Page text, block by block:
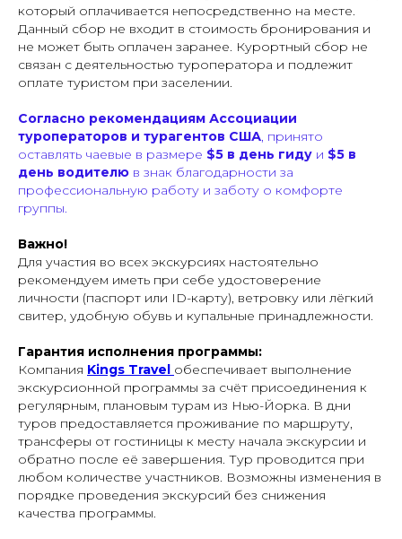
который оплачивается непосредственно на месте.
Данный сбор не входит в стоимость бронирования и
не может быть оплачен заранее. Курортный сбор не
связан с деятельностью туроператора и подлежит
оплате туристом при заселении.
Согласно рекомендациям Ассоциации
туроператоров и турагентов США, принято
оставлять чаевые в размере $5 в день гиду и $5 в
день водителю в знак благодарности за
профессиональную работу и заботу о комфорте
группы.
Важно!
Для участия во всех экскурсиях настоятельно
рекомендуем иметь при себе удостоверение
личности (паспорт или ID-карту), ветровку или лёгкий
свитер, удобную обувь и купальные принадлежности.
Гарантия исполнения программы:
Компания Kings Travel обеспечивает выполнение
экскурсионной программы за счёт присоединения к
регулярным, плановым турам из Нью-Йорка. В дни
туров предоставляется проживание по маршруту,
трансферы от гостиницы к месту начала экскурсии и
обратно после её завершения. Тур проводится при
любом количестве участников. Возможны изменения в
порядке проведения экскурсий без снижения
качества программы.